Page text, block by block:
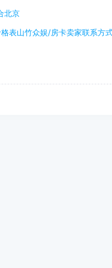
北京
表山竹众娱/房卡卖家联系方